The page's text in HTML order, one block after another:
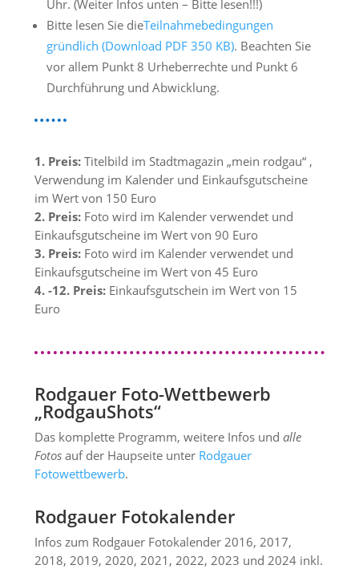
Uhr. (Weiter Infos unten – Bitte lesen!!!)
Bitte lesen Sie dieTeilnahmebedingungen
gründlich (Download PDF 350 KB). Beachten Sie
vor allem Punkt 8 Urheberrechte und Punkt 6
Durchführung und Abwicklung.
1. Preis:Titelbild im Stadtmagazin „mein rodgau“ ,
Verwendung im Kalender und Einkaufsgutscheine
im Wert von 150 Euro
2. Preis:Foto wird im Kalender verwendet und
Einkaufsgutscheine im Wert von 90 Euro
3. Preis:Foto wird im Kalender verwendet und
Einkaufsgutscheine im Wert von 45 Euro
4. -12. Preis:Einkaufsgutschein im Wert von 15
Euro
Rodgauer Foto-Wettbewerb
„RodgauShots“
Das komplette Programm, weitere Infos und alle
Fotosauf der Haupseite unter Rodgauer
Fotowettbewerb.
Rodgauer Fotokalender
Infos zum Rodgauer Fotokalender 2016, 2017,
2018, 2019, 2020, 2021, 2022, 2023 und 2024 inkl.